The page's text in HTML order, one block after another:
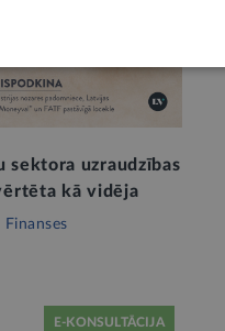
sektora uzraudzības
kā vidēja
Finanses
E-KONSULTĀCIJA